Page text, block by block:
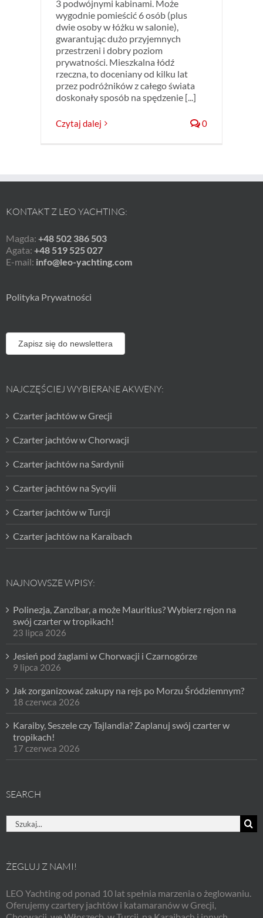
3 podwójnymi kabinami. Może
wygodnie pomieścić 6 osób (plus
dwie osoby w łóżku w salonie),
gwarantując dużo przyjemnych
przestrzeni i dobry poziom
prywatności. Mieszkalna łódź
rzeczna, to doceniany od kilku lat
przez podróżników z całego świata
doskonały sposób na spędzenie [...]
Czytaj dalej 0
KONTAKT Z LEO YACHTING:
Magda: +48 502 386 503
Agata: +48 519 525 027
E-mail: info@leo-yachting.com
Polityka Prywatności
Zapisz się do newslettera
NAJCZĘŚCIEJ WYBIERANE AKWENY:
Czarter jachtów w Grecji
Czarter jachtów w Chorwacji
Czarter jachtów na Sardynii
Czarter jachtów na Sycylii
Czarter jachtów w Turcji
Czarter jachtów na Karaibach
NAJNOWSZE WPISY:
Polinezja, Zanzibar, a może Mauritius? Wybierz rejon na
swój czarter w tropikach!
23 lipca 2026
Jesień pod żaglami w Chorwacji i Czarnogórze
9 lipca 2026
Jak zorganizować zakupy na rejs po Morzu Śródziemnym?
18 czerwca 2026
Karaiby, Seszele czy Tajlandia? Zaplanuj swój czarter w
tropikach!
17 czerwca 2026
SEARCH
Szukaj
ŻEGLUJ Z NAMI!
LEO Yachting od ponad 10 lat spełnia marzenia o żeglowaniu.
Oferujemy czartery jachtów i katamaranów w Grecji,